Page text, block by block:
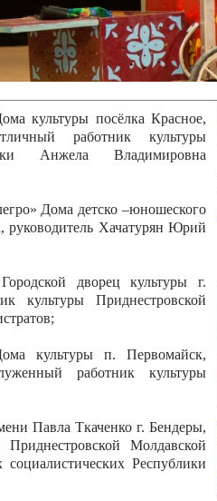
Дома культуры с. Делакеу,
работник культуры
Петрович Дижмару;
культуры посёлка Красное,
работник культуры
Анжела Владимировна
Дома детско –юношеского
руководитель Хачатурян Юрий
дворец культуры г.
культуры Приднестровской
культуры п. Первомайск,
работник культуры
Павла Ткаченко г. Бендеры,
Молдавской
Республики